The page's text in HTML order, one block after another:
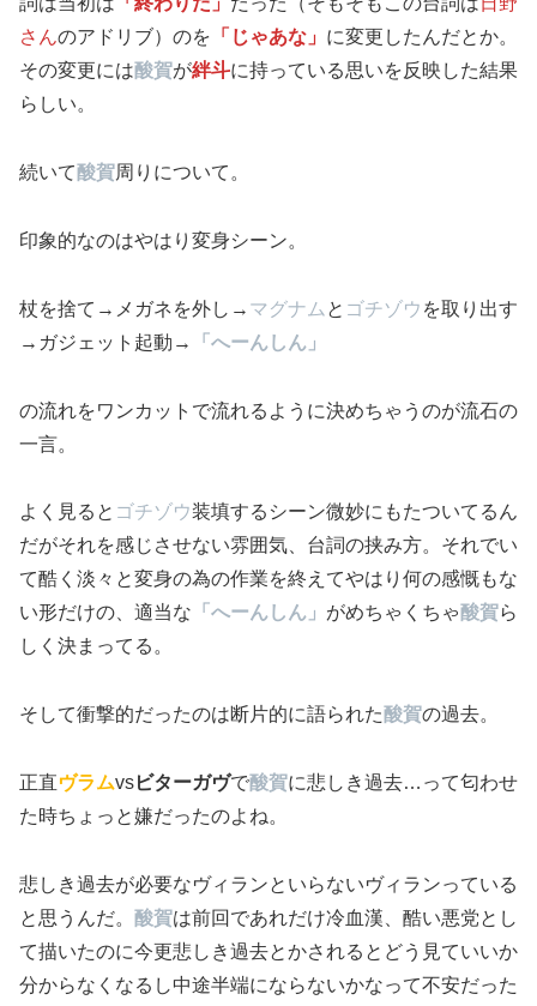
さんのアドリブ）のを 「じゃあな」 に変更したんだとか。
その変更には酸賀が絆斗に持っている思いを反映した結果
らしい。
続いて酸賀周りについて。
印象的なのはやはり変身シーン。
杖を捨て→メガネを外し→ マグナム と ゴチゾウ を取り出す
→ガジェット起動→
「へーんしん」
の流れをワンカットで流れるように決めちゃうのが流石の
一言。
よく見ると ゴチゾウ装填するシーン微妙にもたついてるん
だがそれを感じさせない雰囲気、台詞の挟み方。それでい
て酷く淡々と変身の為の作業を終えてやはり何の感慨もな
い形だけの、適当な 「へーんしん」 がめちゃくちゃ酸賀ら
しく決まってる。
そして衝撃的だったのは断片的に語られた酸賀の過去。
正直ヴラムvsビターガヴで酸賀に悲しき過去…って匂わせ
た時ちょっと嫌だったのよね。
悲しき過去が必要なヴィランといらないヴィランっている
と思うんだ。 酸賀は前回であれだけ冷血漢、酷い悪党とし
て描いたのに今更悲しき過去とかされるとどう見ていいか
分からなくなるし中途半端にならないかなって不安だった